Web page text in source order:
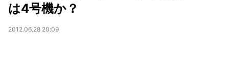
は4号機か？
2012.06.28 20:09